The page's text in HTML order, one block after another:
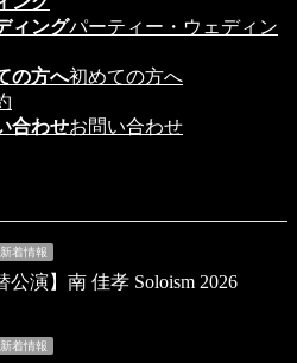
パーティー・ウェディン
初めての方へ
お問い合わせ
新着情報
公演】南 佳孝 Soloism 2026
新着情報